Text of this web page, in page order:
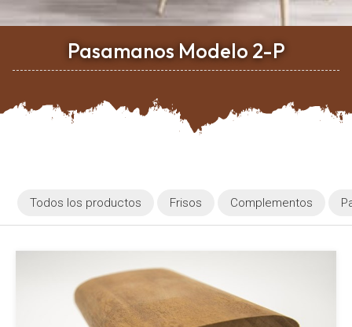
Pasamanos Modelo 2-P
Todos los productos Frisos Complementos